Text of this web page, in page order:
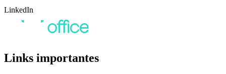
LinkedIn
Links importantes